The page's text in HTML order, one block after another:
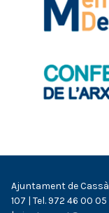
Ajuntament de
107 | Tel. 972 46 00